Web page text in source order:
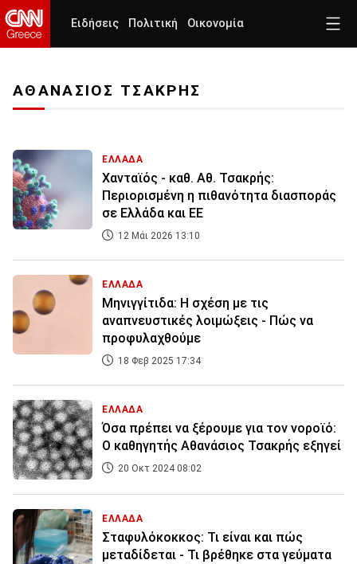
Ειδήσεις Πολιτική Οικονομία
ΑΘΑΝΑΣΙΟΣ ΤΣΑΚΡΗΣ
ΕΛΛΑΔΑ
Χανταϊός - καθ. Αθ. Τσακρής:
Περιορισμένη η πιθανότητα διασποράς
σε Ελλάδα και ΕΕ
12 Μάι 2026 13:10
ΕΛΛΑΔΑ
Μηνιγγίτιδα: Η σχέση με τις
αναπνευστικές λοιμώξεις - Πώς να
προφυλαχθούμε
18 Φεβ 2025 17:34
ΕΛΛΑΔΑ
Όσα πρέπει να ξέρουμε για τον νοροϊό:
Ο καθηγητής Αθανάσιος Τσακρής εξηγεί
20 Οκτ 2024 08:02
ΕΛΛΑΔΑ
Σταφυλόκοκκος: Τι είναι και πώς
μεταδίδεται - Τι βρέθηκε στα γεύματα